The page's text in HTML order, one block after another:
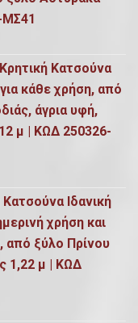
ΜΣ41
Κατσούνα
για κάθε χρήση, από
άγρια υφή,
μ | ΚΩΔ 250326-
Κατσούνα Ιδανική
χρήση και
από ξύλο Πρίνου
1,22 μ | ΚΩΔ